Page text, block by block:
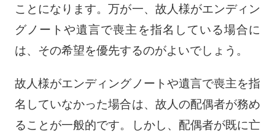
ことになります。万が一、故人様がエンディン
グノートや遺言で喪主を指名している場合に
は、その希望を優先するのがよいでしょう。
故人様がエンディングノートや遺言で喪主を指
名していなかった場合は、故人の配偶者が務め
ることが一般的です。しかし、配偶者が既に亡